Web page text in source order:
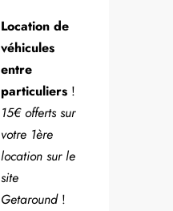
Location de
véhicules
entre
particuliers !
15€ offerts sur
votre 1ère
location sur le
site
Getaround!